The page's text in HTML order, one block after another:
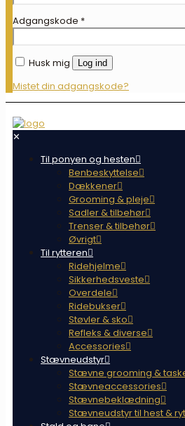
Adgangskode *
Husk mig Log ind
Mistet din adgangskode?
✕
Til ponyen og hesten
Benbeskyttelse
Dækkener
Grooming & pleje
Sadler & tilbehør
Trenser & tilbehør
Øvrigt
Til rytteren
Ridehjelme
Sikkerhedsveste
Overdele
Ridebukser
Støvler & sko
Refleks & diverse
Accessories
Stævneudstyr
Stævne grooming &
Stævneaccessories
Stævnebeklædning
Stævneudstyr til hest &